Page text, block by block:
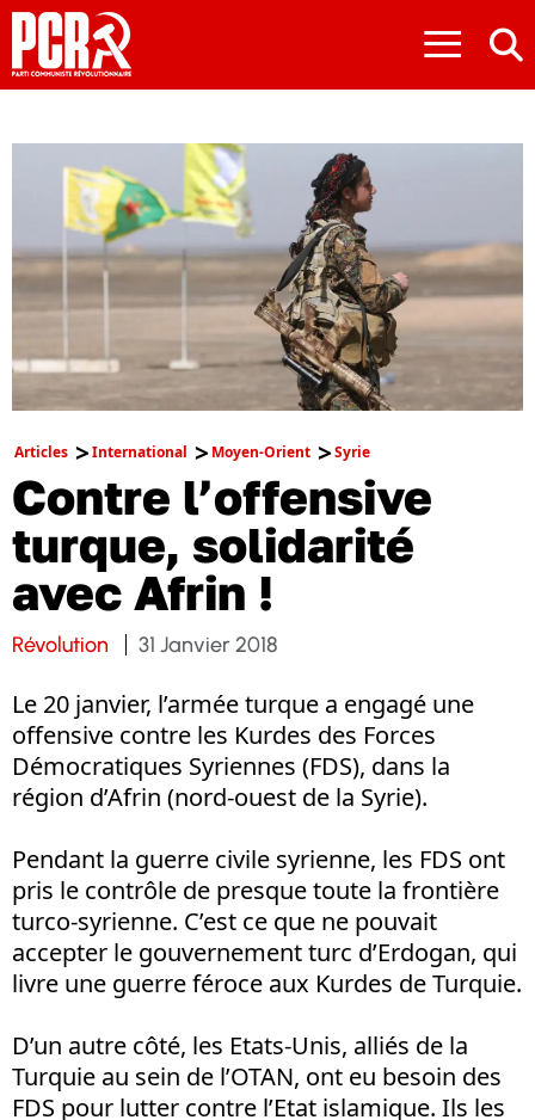
≡
Articles International Moyen-Orient Syrie
Contre l’offensive
turque, solidarité
avec Afrin !
Révolution 31 Janvier 2018
Le 20 janvier, l’armée turque a engagé une
offensive contre les Kurdes des Forces
Démocratiques Syriennes (FDS), dans la
région d’Afrin (nord-ouest de la Syrie).
Pendant la guerre civile syrienne, les FDS ont
pris le contrôle de presque toute la frontière
turco-syrienne. C’est ce que ne pouvait
accepter le gouvernement turc d’Erdogan, qui
livre une guerre féroce aux Kurdes de Turquie.
D’un autre côté, les Etats-Unis, alliés de la
Turquie au sein de l’OTAN, ont eu besoin des
FDS pour lutter contre l’Etat islamique. Ils les